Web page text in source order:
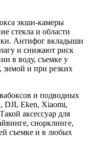
экшн-камеры
стекла и области
Антифог вкладыши
и снижают риск
в воду, съемке у
зимой и при резких
и подводных
DJI, Eken, Xiaomi,
аксессуар для
снорклинге,
съемке и в любых